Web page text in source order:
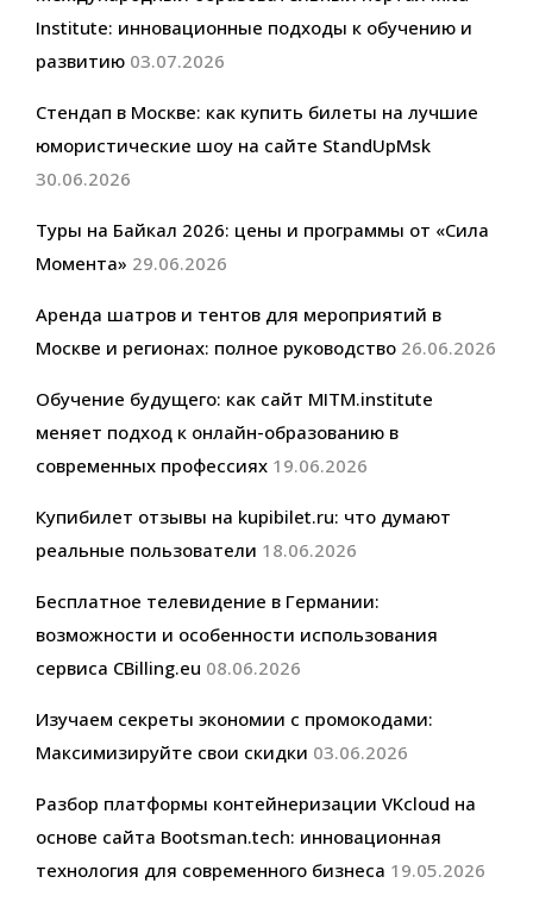
Institute: инновационные подходы к обучению и
развитию 03.07.2026
Стендап в Москве: как купить билеты на лучшие
юмористические шоу на сайте StandUpMsk
30.06.2026
Туры на Байкал 2026: цены и программы от «Сила
Момента» 29.06.2026
Аренда шатров и тентов для мероприятий в
Москве и регионах: полное руководство 26.06.2026
Обучение будущего: как сайт MITM.institute
меняет подход к онлайн-образованию в
современных профессиях 19.06.2026
Купибилет отзывы на kupibilet.ru: что думают
реальные пользователи 18.06.2026
Бесплатное телевидение в Германии:
возможности и особенности использования
сервиса CBilling.eu 08.06.2026
Изучаем секреты экономии с промокодами:
Максимизируйте свои скидки 03.06.2026
Разбор платформы контейнеризации VKcloud на
основе сайта Bootsman.tech: инновационная
технология для современного бизнеса 19.05.2026